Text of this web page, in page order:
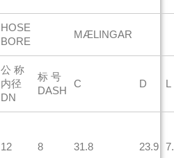
HOSE
BORE
MÆLINGAR
公 称
内径
DN
标 号
DASH
C D L
12 8 31.8 23.9